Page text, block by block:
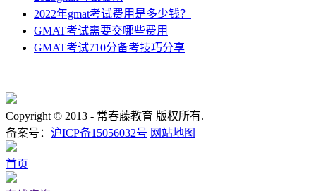
2022年gmat考试费用是多少钱？
GMAT考试需要交哪些费用
GMAT考试710分备考技巧分享
Copyright © 2013 - 常春藤教育 版权所有.
备案号： 沪ICP备15056032号 网站地图
首页